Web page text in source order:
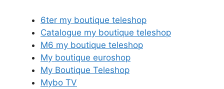
6ter my boutique teleshop
Catalogue my boutique teleshop
M6 my boutique teleshop
My boutique euroshop
My Boutique Teleshop
Mybo TV